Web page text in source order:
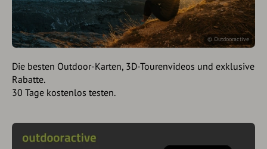
© Outdooractive
Die besten Outdoor-Karten, 3D-Tourenvideos und exklusive
Rabatte.
30 Tage kostenlos testen.